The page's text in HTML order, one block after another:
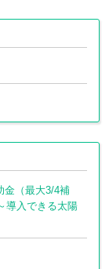
金（最大3/4補
導入できる太陽